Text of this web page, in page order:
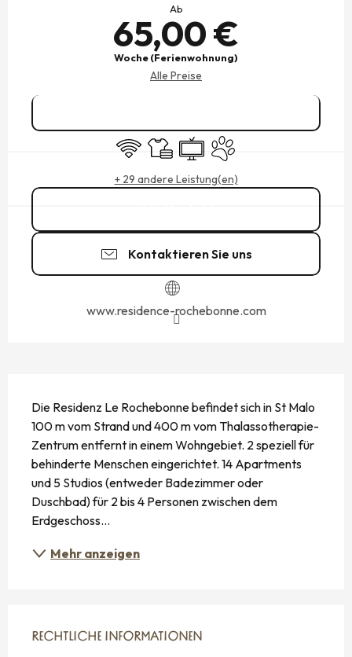
Ab
65,00 €
Woche (Ferienwohnung)
Alle Preise
Wi-Fi Bettwäsche und Laken
FernsehenTiere erlaubt
+ 29 andere Leistung(en)
Kontaktieren Sie uns
www.residence-rochebonne.com
Die Residenz Le Rochebonne befindet sich in St Malo
100 m vom Strand und 400 m vom Thalassotherapie-
Zentrum entfernt in einem Wohngebiet. 2 speziell für
behinderte Menschen eingerichtet. 14 Apartments
und 5 Studios (entweder Badezimmer oder
Duschbad) für 2 bis 4 Personen zwischen dem
Erdgeschoss...
Mehr anzeigen
RECHTLICHE INFORMATIONEN
RECHTLICHE INFORMATIONEN